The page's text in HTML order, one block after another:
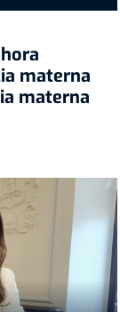
materna
materna